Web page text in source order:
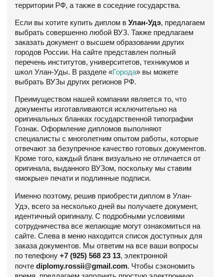
территории РФ, а также в соседние государства.
Если вы хотите купить диплом в Улан-Удэ, предлагаем
выбрать совершенно любой ВУЗ. Также предлагаем
заказать документ о высшем образовании других
городов России. На сайте представлен полный
перечень институтов, университетов, техникумов и
школ Улан-Уды. В разделе «Города» вы можете
выбрать ВУЗы других регионов РФ.
Преимуществом нашей компании является то, что
документы изготавливаются исключительно на
оригинальных бланках государственной типографии
Гознак. Оформление дипломов выполняют
специалисты с многолетним опытом работы, которые
отвечают за безупречное качество готовых документов.
Кроме того, каждый бланк визуально не отличается от
оригинала, выданного ВУЗом, поскольку мы ставим
«мокрые» печати и подлинные подписи.
Именно поэтому, решив приобрести диплом в Улан-
Удэ, всего за несколько дней вы получаете документ,
идентичный оригиналу. С подробными условиями
сотрудничества все желающие могут ознакомиться на
сайте. Слева в меню находится список доступных для
заказа документов. Мы ответим на все ваши вопросы
по телефону +7 (925) 568 23 13, электронной
почте diplomy.rossii@gmail.com. Чтобы сэкономить